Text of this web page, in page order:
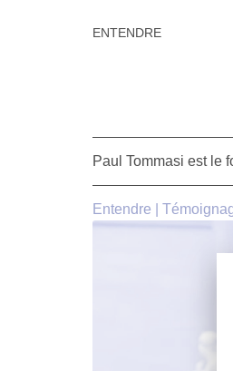
ENTENDRE
Paul Tommasi est le
Entendre